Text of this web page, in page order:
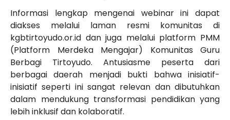
Informasi lengkap mengenai webinar ini dapat
diakses melalui laman resmi komunitas di
kgbtirtoyudo.or.id dan juga melalui platform PMM
(Platform Merdeka Mengajar) Komunitas Guru
Berbagi Tirtoyudo. Antusiasme peserta dari
berbagai daerah menjadi bukti bahwa inisiatif-
inisiatif seperti ini sangat relevan dan dibutuhkan
dalam mendukung transformasi pendidikan yang
lebih inklusif dan kolaboratif.